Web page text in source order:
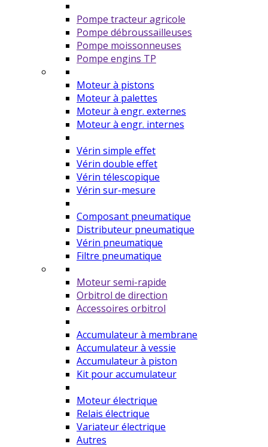
Pompe tracteur agricole
Pompe débroussailleuses
Pompe moissonneuses
Pompe engins TP
Moteur à pistons
Moteur à palettes
Moteur à engr. externes
Moteur à engr. internes
Vérin simple effet
Vérin double effet
Vérin télescopique
Vérin sur-mesure
Composant pneumatique
Distributeur pneumatique
Vérin pneumatique
Filtre pneumatique
Moteur semi-rapide
Orbitrol de direction
Accessoires orbitrol
Accumulateur à membrane
Accumulateur à vessie
Accumulateur à piston
Kit pour accumulateur
Moteur électrique
Relais électrique
Variateur électrique
Autres